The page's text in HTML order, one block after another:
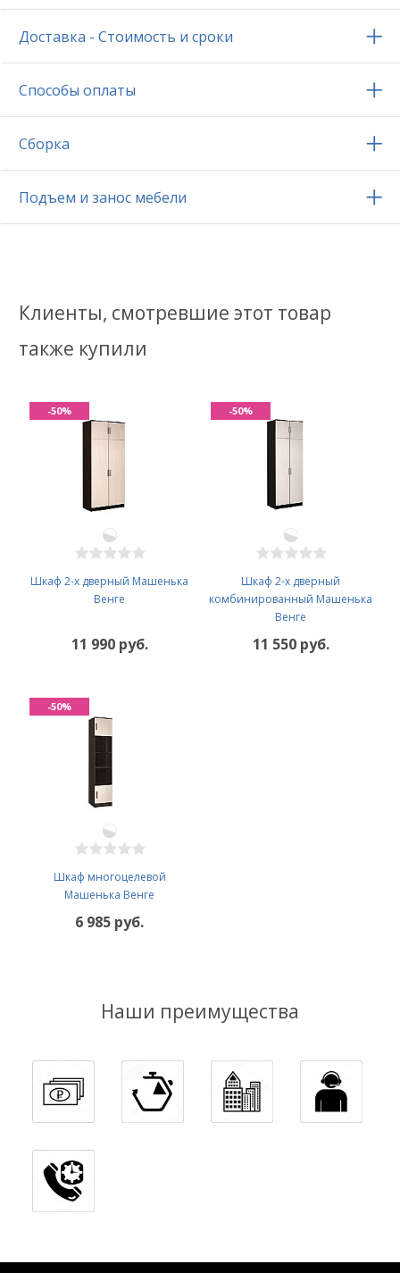
Доставка - Стоимость и сроки
Способы оплаты
Сборка
Подъем и занос мебели
Клиенты, смотревшие этот товар
также купили
Шкаф 2-х дверный Машенька
Венге
11 990 руб.
-50%
Шкаф 2-х дверный
комбинированный Машенька
Венге
11 550 руб.
-50%
Шкаф многоцелевой
Машенька Венге
6 985 руб.
-50%
Наши преимущества